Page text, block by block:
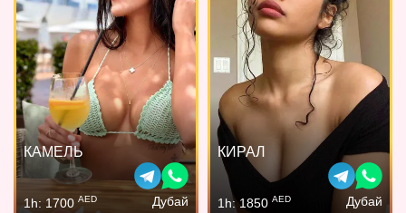
КАМЕЛЬ
1h: 1700 AED Дубай
КИРАЛ
1h: 1850 AED Дубай